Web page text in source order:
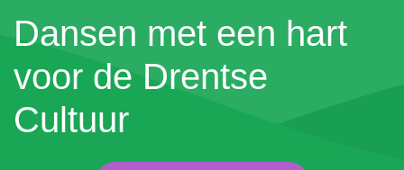
Dansen met een hart
voor de Drentse
Cultuur